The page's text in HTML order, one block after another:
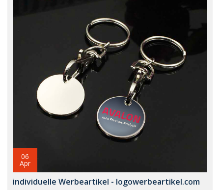
06
Apr
individuelle Werbeartikel - logowerbeartikel.com